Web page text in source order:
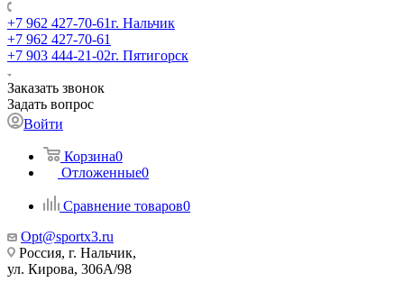
+7 962 427-70-61г. Нальчик
+7 962 427-70-61
+7 903 444-21-02г. Пятигорск
Заказать звонок
Задать вопрос
Войти
Корзина0
Отложенные0
Сравнение товаров0
Opt@sportx3.ru
Россия, г. Нальчик,
ул. Кирова, 306А/98